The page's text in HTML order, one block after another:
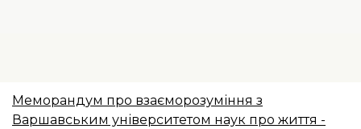
Меморандум про взаєморозуміння з
Варшавським університетом наук про життя -